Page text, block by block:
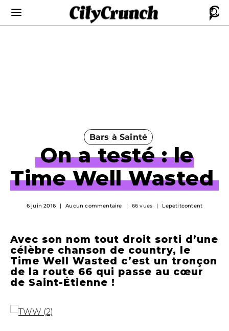
Bars à Sainté
On a testé : le
Time Well Wasted
6 juin 2016 Aucun commentaire 66 vues Lepetitcontent
Avec son nom tout droit sorti d’une
célèbre chanson de country, le
Time Well Wasted c’est un tronçon
de la route 66 qui passe au cœur
de Saint-Étienne !